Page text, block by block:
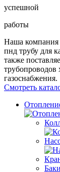
успешной
работы
Наша
пнд трубу для
также
трубопроводов
газоснабжения.
Смотреть